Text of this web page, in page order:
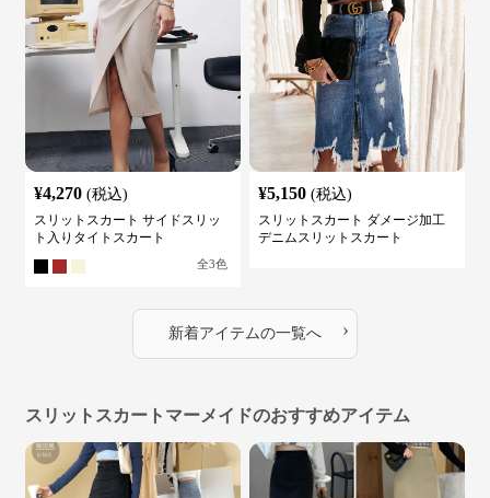
¥4,270 (税込)
スリットスカート サイドスリッ
ト入りタイトスカート
全3色
¥5,150 (税込)
スリットスカート ダメージ加工
デニムスリットスカート
新着アイテムの一覧へ ›
スリットスカートマーメイドのおすすめアイテム